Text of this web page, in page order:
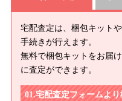
宅配査定は、梱包キット
手続きが行えます。
無料で梱包キットをお届
に査定ができます。
宅配査定フォームよ